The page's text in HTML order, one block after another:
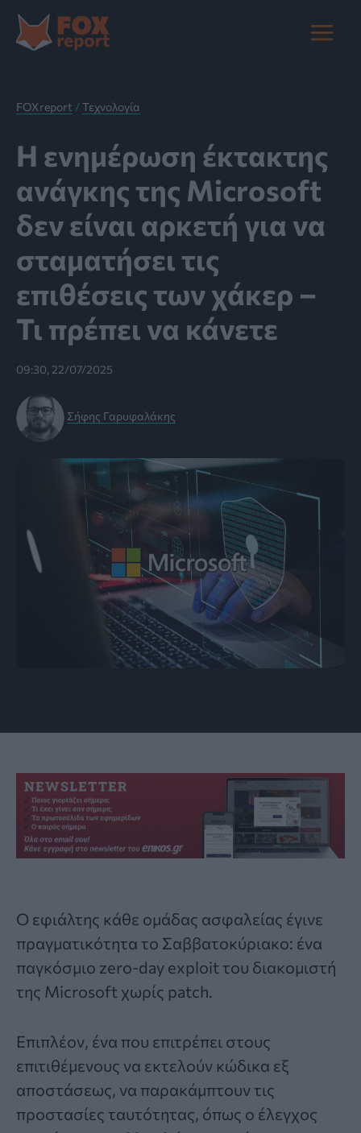
στο
περιεχόμενο
Main
FOXreport /Τεχνολογία
Η ενημέρωση έκτακτης
ανάγκης της Microsoft
δεν είναι αρκετή για να
σταματήσει τις
επιθέσεις των χάκερ –
Τι πρέπει να κάνετε
09:30, 22/07/2025
Σήφης Γαρυφαλάκης
Ο εφιάλτης κάθε ομάδας ασφαλείας έγινε
πραγματικότητα το Σαββατοκύριακο: ένα
παγκόσμιο zero-day exploit του διακομιστή
της Microsoft χωρίς patch.
Επιπλέον, ένα που επιτρέπει στους
επιτιθέμενους να εκτελούν κώδικα εξ
αποστάσεως, να παρακάμπτουν τις
προστασίες ταυτότητας, όπως ο έλεγχος